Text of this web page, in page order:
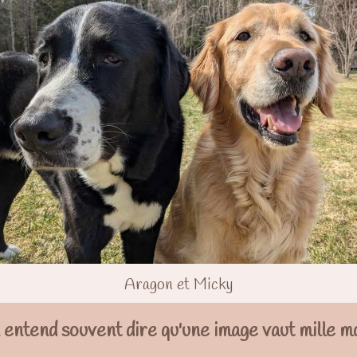
souvent dire qu'une image vaut mille
Aragon et Micky